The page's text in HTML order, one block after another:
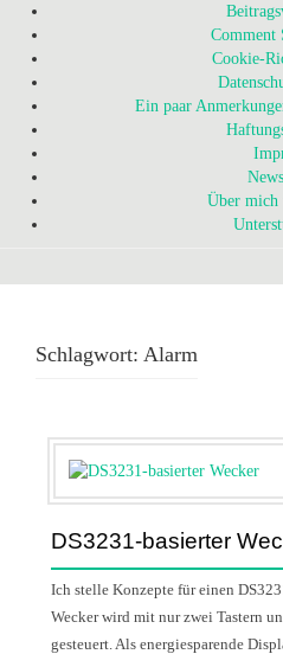
Comment
Cookie-
Ein paar
Über mich
Schlagwort: Alarm
DS3231-basierter
Ich stelle Konzepte für einen
Wecker wird mit nur zwei Tastern
gesteuert. Als energiesparende